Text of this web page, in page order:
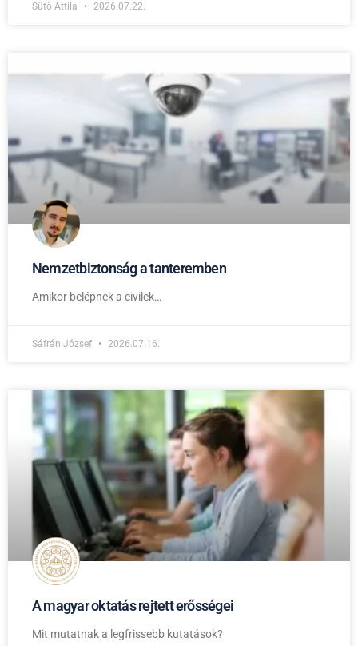
Sütő Attila 2026.07.22.
Nemzetbiztonság a tanteremben
Amikor belépnek a civilek…
Sáfrán József 2026.07.16.
A magyar oktatás rejtett erősségei
Mit mutatnak a legfrissebb kutatások?